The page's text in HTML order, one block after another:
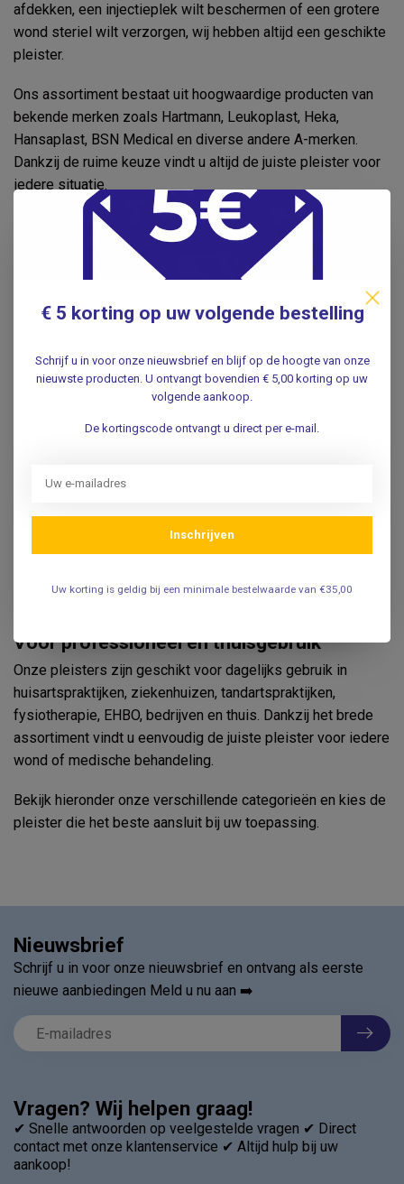
afdekken, een injectieplek wilt beschermen of een grotere
wond steriel wilt verzorgen, wij hebben altijd een geschikte
pleister.
Ons assortiment bestaat uit hoogwaardige producten van
bekende merken zoals Hartmann, Leukoplast, Heka,
Hansaplast, BSN Medical en diverse andere A-merken.
Dankzij de ruime keuze vindt u altijd de juiste pleister voor
iedere situatie.
Ons assortiment pleisters
Wondpleisters
Injectiepleisters
Blauwe detecteerbare pleisters
Wondfolie
Oogpleisters en oogcompressen
Waarom pleisters bestellen bij
Topmerken uit de medische wereld
Geschikt voor huisartspraktijken, ziekenhuizen,
fysiotherapie en thuiszorg
Scherpe prijzen
Voor professioneel en thuisgebruik
Onze pleisters zijn geschikt voor dagelijks gebruik in
huisartspraktijken, ziekenhuizen, tandartspraktijken,
fysiotherapie, EHBO, bedrijven en thuis. Dankzij het brede
assortiment vindt u eenvoudig de juiste pleister voor iedere
wond of medische behandeling.
Bekijk hieronder onze verschillende categorieën en kies de
pleister die het beste aansluit bij uw toepassing.
Vragen? Wij helpen graag!
✔ Snelle antwoorden op veelgestelde vragen ✔ Direct
contact met onze klantenservice ✔ Altijd hulp bij uw
aankoop!
Nieuwsbrief
Schrijf u in voor onze nieuwsbrief en ontvang als eerste
nieuwe aanbiedingen Meld u nu aan ➡️
€ 5 korting op uw volgende bestelling
Schrijf u in voor onze nieuwsbrief en blijf op de hoogte van onze
nieuwste producten. U ontvangt bovendien € 5,00 korting op uw
volgende aankoop.
De kortingscode ontvangt u direct per e-mail.
Inschrijven
Uw korting is geldig bij een minimale bestelwaarde van €35,00